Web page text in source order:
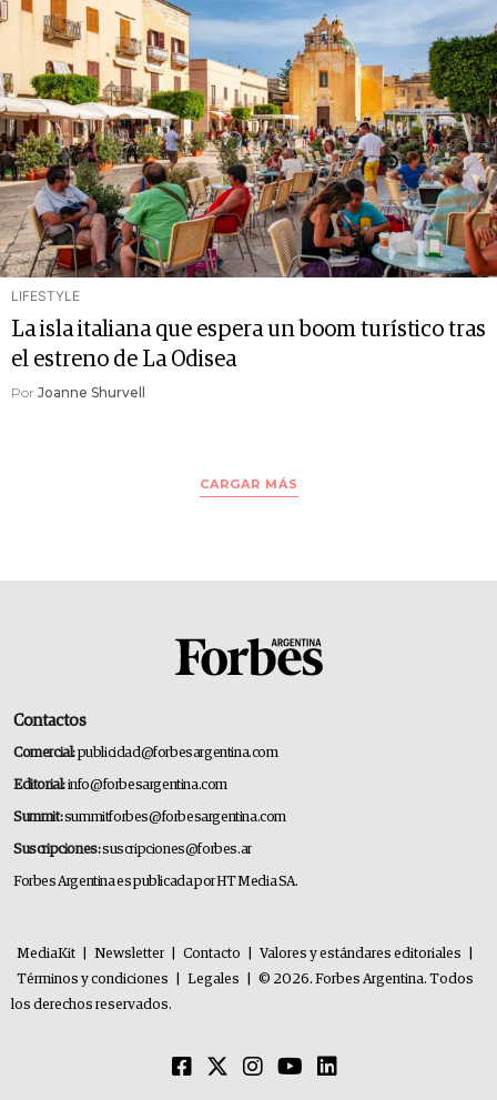
LIFESTYLE
La isla italiana que espera un boom turístico tras
el estreno de La Odisea
Por Joanne Shurvell
CARGAR MÁS
Contactos
Comercial:publicidad@forbesargentina.com
Editorial:info@forbesargentina.com
Summit:summitforbes@forbesargentina.com
Suscripciones:suscripciones@forbes.ar
Forbes Argentina es publicada por HT Media SA.
MediaKit Newsletter Contacto Valores y estándares editoriales
Términos y condiciones
Legales
© 2026. Forbes Argentina. Todos
los derechos reservados.